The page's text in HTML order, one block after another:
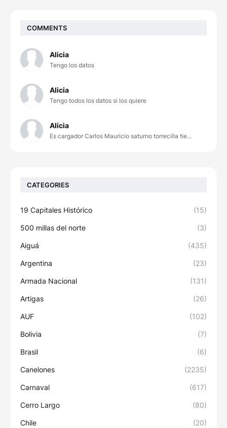
COMMENTS
Alicia
Tengo los datos
Alicia
Tengo todos los datos si los quiere
Alicia
Es cargador Carlos Mauricio saturno torrecilla tie...
CATEGORIES
19 Capitales Histórico (15)
500 millas del norte (3)
Aiguá (435)
Argentina (23)
Armada Nacional (131)
Artigas (26)
AUF (102)
Bolivia (7)
Brasil (6)
Canelones (2235)
Carnaval (617)
Cerro Largo (80)
Chile (20)